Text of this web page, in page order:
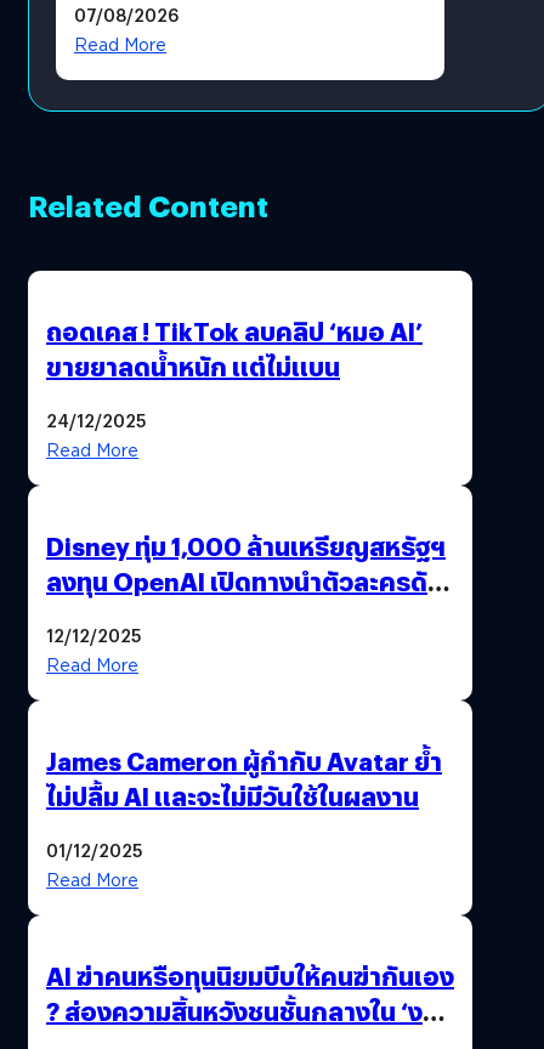
โดยตรง
07/08/2026
Read More
Related Content
ถอดเคส ! TikTok ลบคลิป ‘หมอ AI’
ขายยาลดน้ำหนัก แต่ไม่แบน
24/12/2025
Read More
Disney ทุ่ม 1,000 ล้านเหรียญสหรัฐฯ
ลงทุน OpenAI เปิดทางนำตัวละครดัง
12/12/2025
Read More
James Cameron ผู้กำกับ Avatar ย้ำ
ไม่ปลื้ม AI และจะไม่มีวันใช้ในผลงาน
01/12/2025
Read More
AI ฆ่าคนหรือทุนนิยมบีบให้คนฆ่ากันเอง
? ส่องความสิ้นหวังชนชั้นกลางใน ‘งาน